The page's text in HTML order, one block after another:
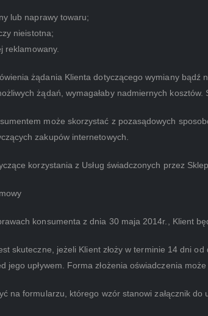
lub naprawy towaru;
nieistotna;
reklamowany.
żądania Klienta dotyczącego wymiany
żądań, wymagałaby nadmiernych
może skorzystać z pozasądowych
zakupów internetowych.
korzystania z Usług świadczonych przez
konsumenta z dnia 30 maja 2014r., Klient
skuteczne, jeżeli Klient złoży w terminie 14 dni
jego upływem. Forma złożenia oświadczenia
na formularzu, którego wzór stanowi załącznik